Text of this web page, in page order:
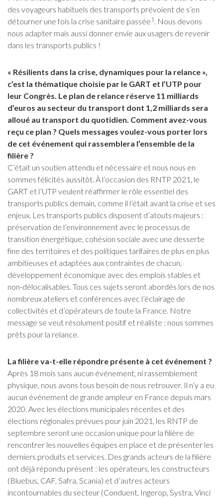
des voyageurs habituels des transports prévoient de s’en
détourner une fois la crise sanitaire passée 1. Nous devons
nous adapter mais aussi donner envie aux usagers de revenir
dans les transports publics !
« Résilients dans la crise, dynamiques pour la relance »,
c’est la thématique choisie par le GART et l’UTP pour
leur Congrès. Le plan de relance réserve 11 milliards
d’euros au secteur du transport dont 1,2 milliards sera
alloué au transport du quotidien. Comment avez-vous
reçu ce plan ? Quels messages voulez-vous porter lors
de cet événement qui rassemblera l’ensemble de la
filière ?
C’était un soutien attendu et nécessaire et nous nous en
sommes félicités aussitôt. À l’occasion des RNTP 2021, le
GART et l’UTP veulent réaffirmer le rôle essentiel des
transports publics demain, comme il l’était avant la crise et ses
enjeux. Les transports publics disposent d’atouts majeurs :
préservation de l’environnement avec le processus de
transition énergétique, cohésion sociale avec une desserte
fine des territoires et des politiques tarifaires de plus en plus
ambitieuses et adaptées aux contraintes de chacun,
développement économique avec des emplois stables et
non-délocalisables. Tous ces sujets seront abordés lors de nos
nombreux ateliers et conférences avec l’éclairage de
collectivités et d’opérateurs de toute la France. Notre
message se veut résolument positif et réaliste : nous sommes
prêts pour la relance.
La filière va-t-elle répondre présente à cet événement ?
Après 18 mois sans aucun événement, ni rassemblement
physique, nous avons tous besoin de nous retrouver. Il n’y a eu
aucun événement de grande ampleur en France depuis mars
2020. Avec les élections municipales récentes et des
élections régionales prévues pour juin 2021, les RNTP de
septembre seront une occasion unique pour la filière de
rencontrer les nouvelles équipes en place et de présenter les
derniers produits et services. Des grands acteurs de la filière
ont déjà répondu présent : les opérateurs, les constructeurs
(Bluebus, CAF, Safra, Scania) et d’autres acteurs
incontournables du secteur (Conduent, Ingerop, Systra, Vinci